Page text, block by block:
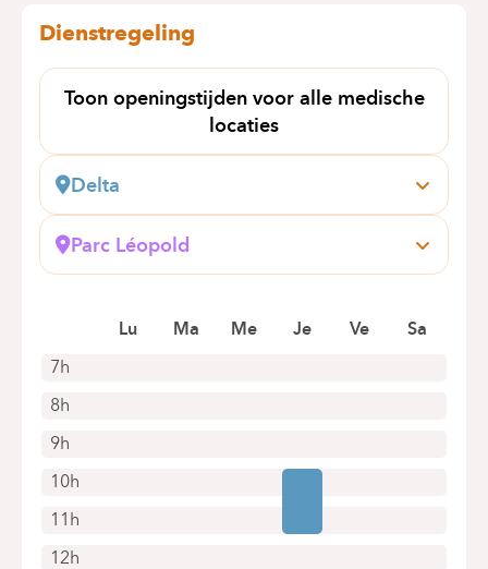
Dienstregeling
Toon openingstijden voor alle medische
locaties
Delta
Boulevard du Triomphe, 201
1160 Auderghem
Parc Léopold
Froissart, 38
+32 2 434 81 06
Alleen telefonische afspraken
7h
8h
9h
10h
11h
12h
Lu Ma Me Je Ve Sa